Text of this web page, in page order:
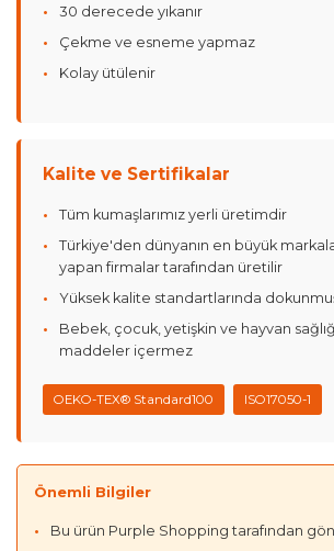
30 derecede yıkanır
Çekme ve esneme yapmaz
Kolay ütülenir
Kalite ve Sertifikalar
Tüm kumaşlarımız yerli üretimdir
Türkiye'den dünyanın en büyük
yapan firmalar tarafından üretilir
Yüksek kalite standartlarında
Bebek, çocuk, yetişkin ve hayvan
maddeler içermez
OEKO-TEX® Standard100 ISO17050-1
Önemli Bilgiler
Bu ürün Purple Shopping tarafından